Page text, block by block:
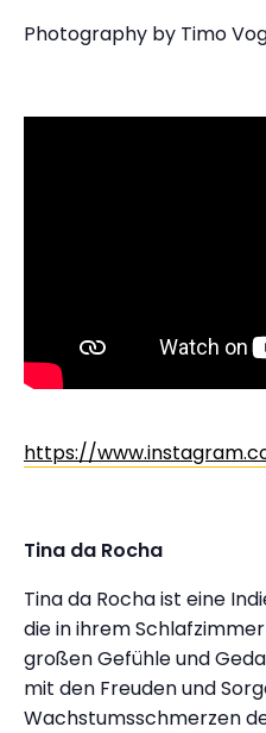
Photography by Timo
https://
Tina da Rocha
Tina da Rocha ist eine
die in ihrem
großen Gefühle und
mit den Freuden und
Wachstumsschmerzen